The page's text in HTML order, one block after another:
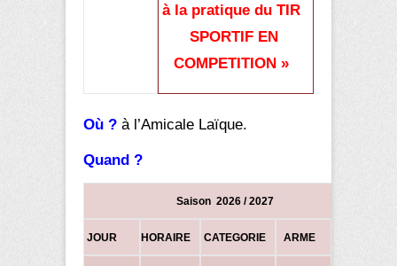
à la pratique du TIR
SPORTIF EN
COMPETITION »
Où ? à l’Amicale Laïque.
Quand ?
Saison 2026 / 2027
JOUR HORAIRE CATEGORIE ARME